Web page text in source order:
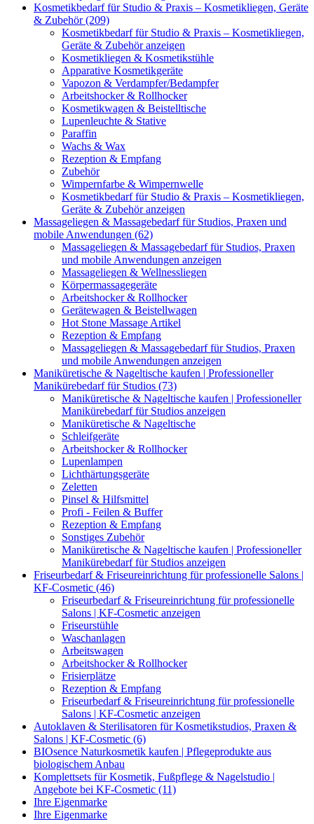
Kosmetikbedarf für Studio & Praxis – Kosmetikliegen, Geräte
& Zubehör (209)
Kosmetikbedarf für Studio & Praxis – Kosmetikliegen,
Geräte & Zubehör anzeigen
Kosmetikliegen & Kosmetikstühle
Apparative Kosmetikgeräte
Vapozon & Verdampfer/Bedampfer
Arbeitshocker & Rollhocker
Kosmetikwagen & Beistelltische
Lupenleuchte & Stative
Paraffin
Wachs & Wax
Rezeption & Empfang
Zubehör
Wimpernfarbe & Wimpernwelle
Kosmetikbedarf für Studio & Praxis – Kosmetikliegen,
Geräte & Zubehör anzeigen
Massageliegen & Massagebedarf für Studios, Praxen und
mobile Anwendungen (62)
Massageliegen & Massagebedarf für Studios, Praxen
und mobile Anwendungen anzeigen
Massageliegen & Wellnessliegen
Körpermassagegeräte
Arbeitshocker & Rollhocker
Gerätewagen & Beistellwagen
Hot Stone Massage Artikel
Rezeption & Empfang
Massageliegen & Massagebedarf für Studios, Praxen
und mobile Anwendungen anzeigen
Maniküretische & Nageltische kaufen | Professioneller
Manikürebedarf für Studios (73)
Maniküretische & Nageltische kaufen | Professioneller
Manikürebedarf für Studios anzeigen
Maniküretische & Nageltische
Schleifgeräte
Arbeitshocker & Rollhocker
Lupenlampen
Lichthärtungsgeräte
Zeletten
Pinsel & Hilfsmittel
Profi - Feilen & Buffer
Rezeption & Empfang
Sonstiges Zubehör
Maniküretische & Nageltische kaufen | Professioneller
Manikürebedarf für Studios anzeigen
Friseurbedarf & Friseureinrichtung für professionelle Salons |
KF-Cosmetic (46)
Friseurbedarf & Friseureinrichtung für professionelle
Salons | KF-Cosmetic anzeigen
Friseurstühle
Waschanlagen
Arbeitswagen
Arbeitshocker & Rollhocker
Frisierplätze
Rezeption & Empfang
Friseurbedarf & Friseureinrichtung für professionelle
Salons | KF-Cosmetic anzeigen
Autoklaven & Sterilisatoren für Kosmetikstudios, Praxen &
Salons | KF-Cosmetic (6)
BIOsence Naturkosmetik kaufen | Pflegeprodukte aus
biologischem Anbau
Komplettsets für Kosmetik, Fußpflege & Nagelstudio |
Angebote bei KF-Cosmetic (11)
Ihre Eigenmarke
Ihre Eigenmarke